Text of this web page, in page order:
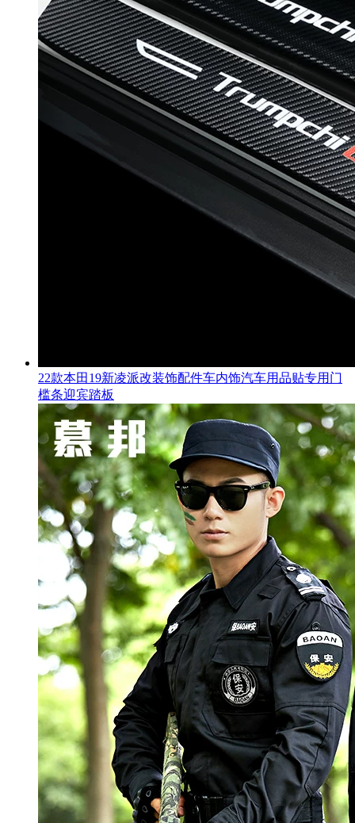
22款本田19新凌派改装饰配件车内饰汽车用品贴专用门
槛条迎宾踏板